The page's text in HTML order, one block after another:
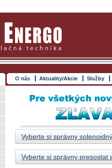
O nás Aktuality/Akcie Služby
Vyberte si správny
Vyberte si správny presostat